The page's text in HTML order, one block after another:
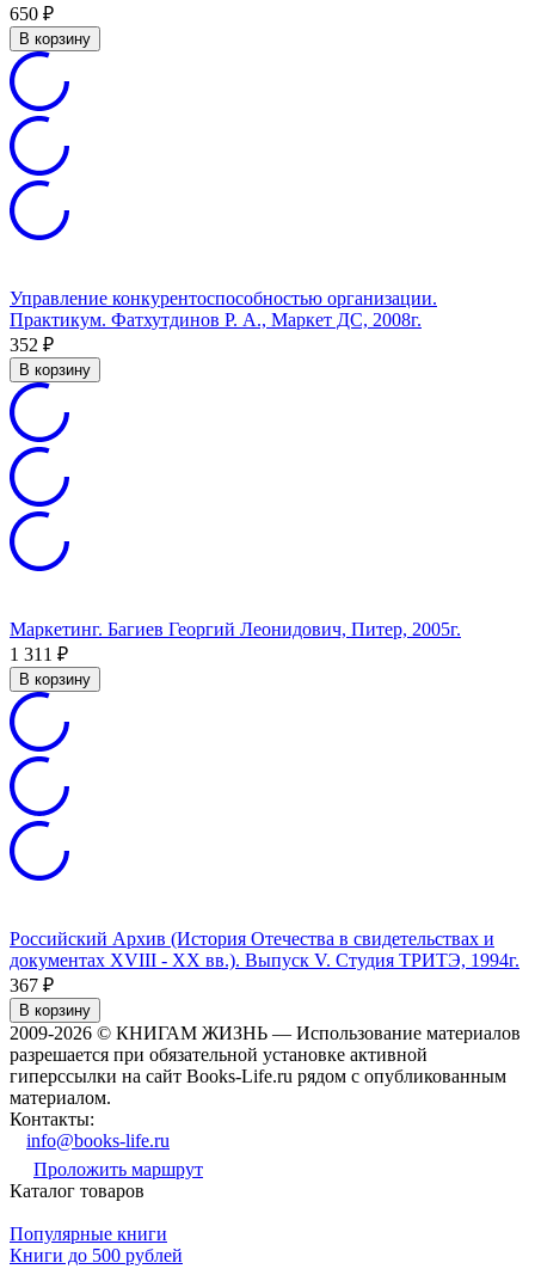
650 ₽
В корзину
Управление конкурентоспособностью организации.
Практикум. Фатхутдинов Р. А., Маркет ДС, 2008г.
352 ₽
В корзину
Маркетинг. Багиев Георгий Леонидович, Питер, 2005г.
1 311 ₽
В корзину
Российский Архив (История Отечества в свидетельствах и
документах XVIII - XX вв.). Выпуск V. Студия ТРИТЭ, 1994г.
367 ₽
В корзину
2009-2026 © КНИГАМ ЖИЗНЬ — Использование материалов
разрешается при обязательной установке активной
гиперссылки на сайт Books-Life.ru рядом с опубликованным
материалом.
Контакты:
info@books-life.ru
Проложить маршрут
Каталог товаров
Популярные книги
Книги до 500 рублей